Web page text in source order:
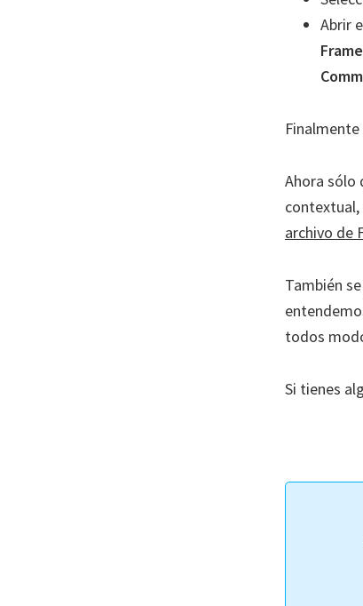
Abrir
Ahora sólo
contextual,
archivo de
También
todos
Si tienes